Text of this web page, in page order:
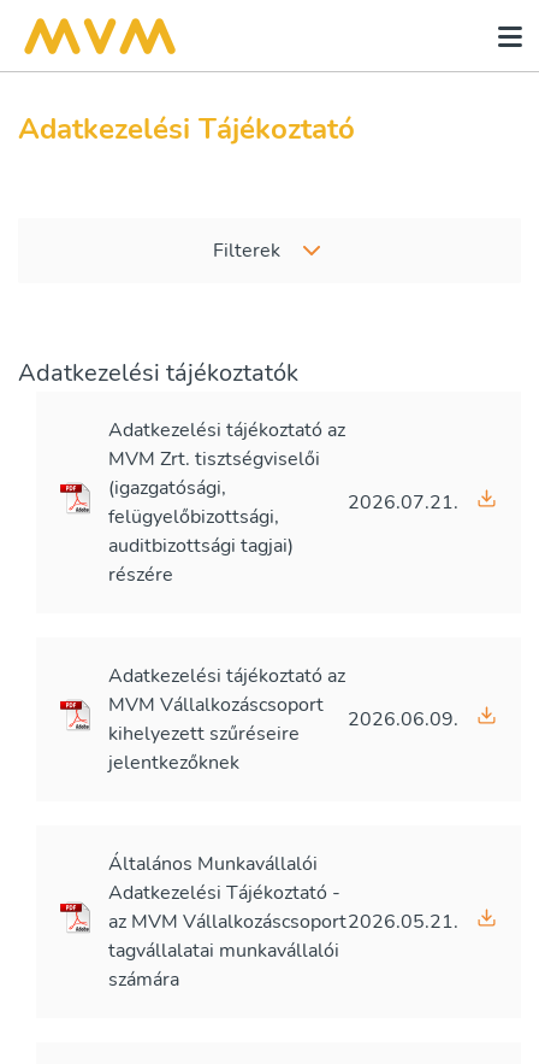
Adatkezelési Tájékoztató
Filterek
Adatkezelési tájékoztatók
Adatkezelési tájékoztató az
MVM Zrt. tisztségviselői
(igazgatósági,
felügyelőbizottsági,
auditbizottsági tagjai)
részére
2026.07.21.
Adatkezelési tájékoztató az
MVM Vállalkozáscsoport
kihelyezett szűréseire
jelentkezőknek
2026.06.09.
Általános Munkavállalói
Adatkezelési Tájékoztató -
az MVM Vállalkozáscsoport
tagvállalatai munkavállalói
számára
2026.05.21.